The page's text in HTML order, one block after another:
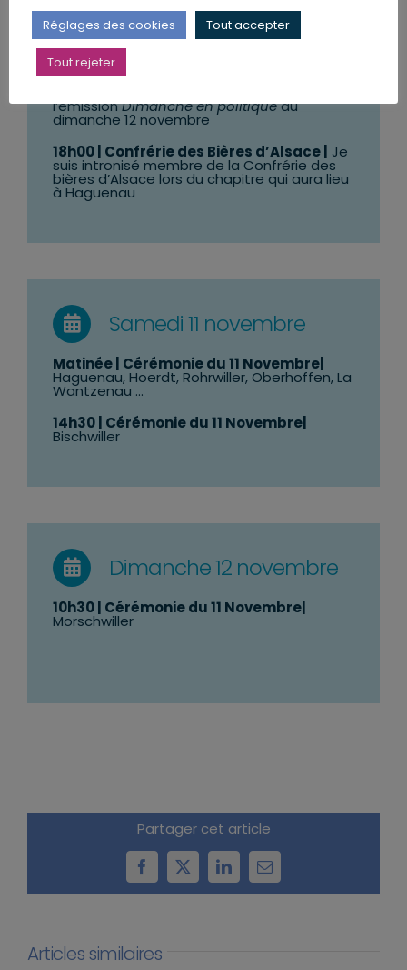
présentiel ou en visioconférence depuis la
permanence parlementaire avec des
citoyens, associations, entreprises, … de la
9ème Circonscription du Bas-Rhin
l’émissionDimanche en politiquedu
dimanche 12 novembre
18h00 | Confrérie des Bières d’Alsace |
Je
suis intronisé membre de la Confrérie des
bières d’Alsace lors du chapitre qui aura lieu
à Haguenau
Samedi 11 novembre
Matinée | Cérémoniedu 11 Novembre|
Haguenau, Hoerdt, Rohrwiller, Oberhoffen, La
Wantzenau …
14h30 | Cérémonie du 11 Novembre|
Bischwiller
Dimanche 12 novembre
10h30 | Cérémoniedu 11 Novembre|
Morschwiller
Partager cet article
Facebook
X LinkedInEmail
Articles similaires
Réglages des cookies Tout accepter
Tout rejeter